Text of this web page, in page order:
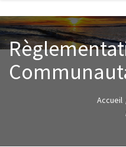
Accueil